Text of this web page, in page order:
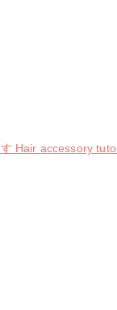
Hair accessory